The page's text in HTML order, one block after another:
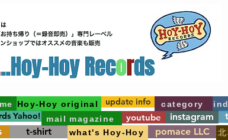
Hoy-Hoy original category
Yahoo! mail magazine youtube
instagram
t-shirt what's Hoy-Hoy pomace LLC
update info